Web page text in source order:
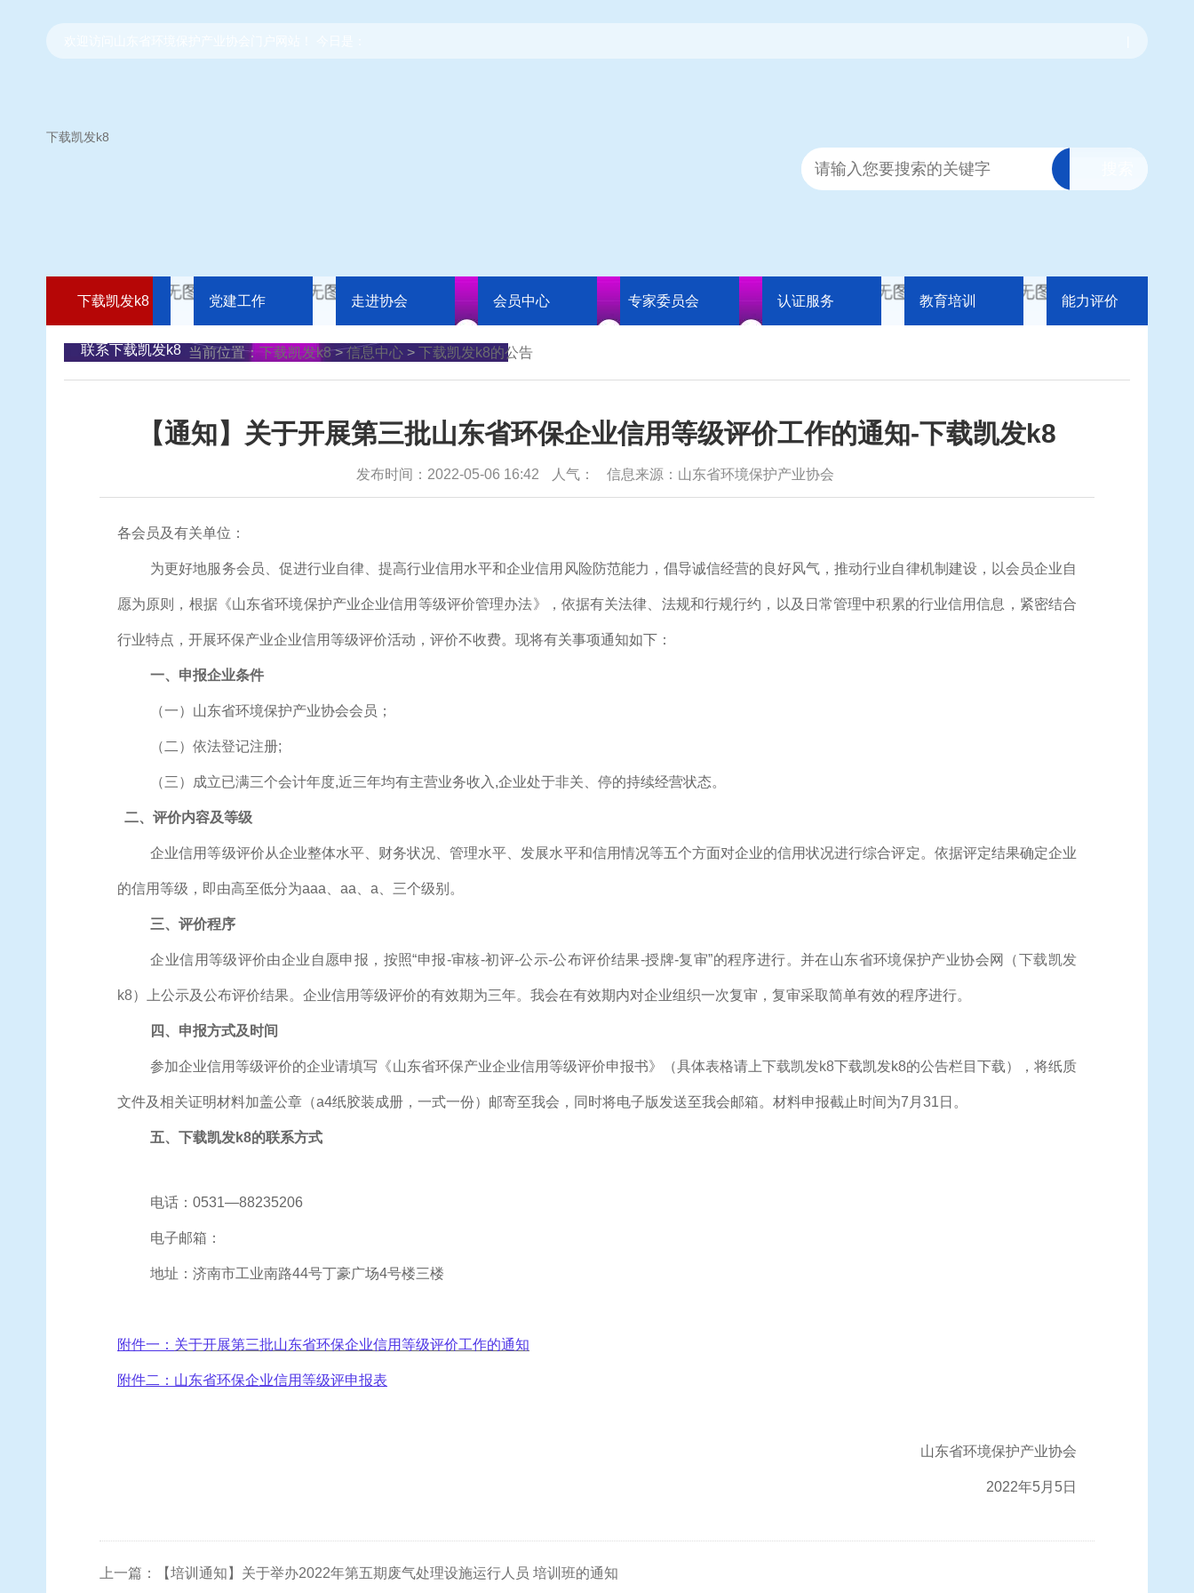
下载凯发k8
下载凯发k8 党建工作 走进协会 会员中心 专家委员会 认证服务 教育培训 能力评价
联系下载凯发k8 当前位置： 下载凯发k8>信息中心 > 下载凯发k8的公告
【通知】关于开展第三批山东省环保企业信用等级评价工作的通知-下载凯发k8
发布时间：2022-05-06 16:42 人气： 信息来源：山东省环境保护产业协会
各会员及有关单位：
为更好地服务会员、促进行业自律、提高行业信用水平和企业信用风险防范能力，倡导诚信经营的良好风气，推动行业自律机制建设，以会员企业自
愿为原则，根据《山东省环境保护产业企业信用等级评价管理办法》，依据有关法律、法规和行规行约，以及日常管理中积累的行业信用信息，紧密结合
行业特点，开展环保产业企业信用等级评价活动，评价不收费。现将有关事项通知如下：
一、申报企业条件
（一）山东省环境保护产业协会会员；
（二）依法登记注册;
（三）成立已满三个会计年度,近三年均有主营业务收入,企业处于非关、停的持续经营状态。
二、评价内容及等级
企业信用等级评价从企业整体水平、财务状况、管理水平、发展水平和信用情况等五个方面对企业的信用状况进行综合评定。依据评定结果确定企业
的信用等级，即由高至低分为aaa、aa、a、三个级别。
三、评价程序
企业信用等级评价由企业自愿申报，按照“申报-审核-初评-公示-公布评价结果-授牌-复审”的程序进行。并在山东省环境保护产业协会网（下载凯发
k8）上公示及公布评价结果。企业信用等级评价的有效期为三年。我会在有效期内对企业组织一次复审，复审采取简单有效的程序进行。
四、申报方式及时间
参加企业信用等级评价的企业请填写《山东省环保产业企业信用等级评价申报书》（具体表格请上下载凯发k8下载凯发k8的公告栏目下载），将纸质
文件及相关证明材料加盖公章（a4纸胶装成册，一式一份）邮寄至我会，同时将电子版发送至我会邮箱。材料申报截止时间为7月31日。
五、下载凯发k8的联系方式
电话：0531—88235206
电子邮箱：
地址：济南市工业南路44号丁豪广场4号楼三楼
附件一： 关于开展第三批山东省环保企业信用等级评价工作的通知
附件二： 山东省环保企业信用等级评申报表
山东省环境保护产业协会
2022年5月5日
上一篇：【培训通知】关于举办2022年第五期废气处理设施运行人员 培训班的通知